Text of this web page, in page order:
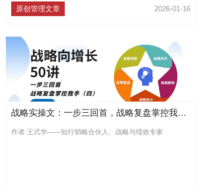
原创管理文章 2026-01-16
战略实操文：一步三回首，战略复盘掌控我手（四）（连载54）
作者:王式华——知行韬略合伙人、战略与绩效专家